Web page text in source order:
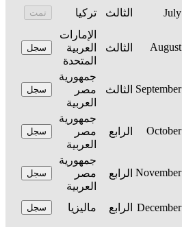
July الثالث تركيا تمت
August الثالث
الإمارات
العربية
المتحدة
سجل
September الثالث
جمهورية
مصر
العربية
سجل
October الرابع
جمهورية
مصر
العربية
سجل
November الرابع
جمهورية
مصر
العربية
سجل
December الرابع ماليزيا سجل